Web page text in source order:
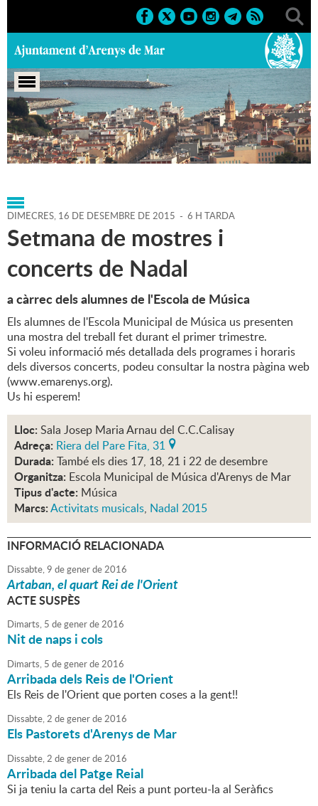
Portada > Agenda > 16-12-
2015 > Marcs > Culturals > 2015 > Activitats musicals
DIMECRES, 16 DE DESEMBRE DE 2015 - 6 H TARDA
Setmana de mostres i
concerts de Nadal
a càrrec dels alumnes de l'Escola de Música
Els alumnes de l'Escola Municipal de Música us presenten
una mostra del treball fet durant el primer trimestre.
Si voleu informació més detallada dels programes i horaris
dels diversos concerts, podeu consultar la nostra pàgina web
(www.emarenys.org).
Us hi esperem!
Lloc: Sala Josep Maria Arnau del C.C.Calisay
Adreça: Riera del Pare Fita, 31
Durada: També els dies 17, 18, 21 i 22 de desembre
Organitza: Escola Municipal de Música d'Arenys de Mar
Tipus d'acte: Música
Marcs:Activitats musicals, Nadal 2015
INFORMACIÓ RELACIONADA
Dissabte,9 degenerde2016
Artaban, el quart Rei de l'Orient
ACTE SUSPÈS
Dimarts, 5 degenerde2016
Nit de naps i cols
Dimarts, 5 degenerde2016
Arribada dels Reis de l'Orient
Els Reis de l'Orient que porten coses a la gent!!
Dissabte,2 degenerde2016
Els Pastorets d'Arenys de Mar
Dissabte,2 degenerde2016
Arribada del Patge Reial
Si ja teniu la carta del Reis a punt porteu-la al Seràfics